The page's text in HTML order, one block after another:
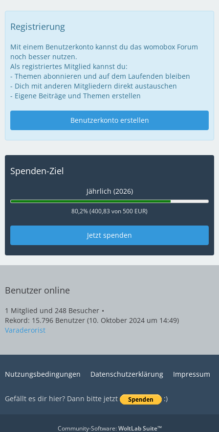
Registrierung
Mit einem Benutzerkonto kannst du das womobox Forum
noch besser nutzen.
Als registriertes Mitglied kannst du:
- Themen abonnieren und auf dem Laufenden bleiben
- Dich mit anderen Mitgliedern direkt austauschen
- Eigene Beiträge und Themen erstellen
Benutzerkonto erstellen
Spenden-Ziel
Jährlich (2026)
80,2% (400,83 von 500 EUR)
Jetzt spenden
Benutzer online
1 Mitglied und 248 Besucher
Rekord: 15.796 Benutzer (10. Oktober 2024 um 14:49)
Varaderorist
Nutzungsbedingungen Datenschutzerklärung Impressum
Gefällt es dir hier? Dann bitte jetzt :)
Community-Software:WoltLab Suite™